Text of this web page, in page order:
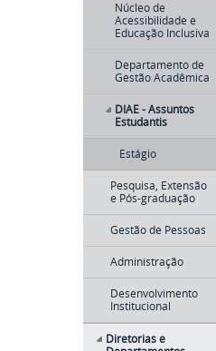
Núcleo de
Acessibilidade e
Educação Inclusiva
Departamento de
Gestão Acadêmica
DIAE - Assuntos
Estudantis
Estágio
Pesquisa, Extensão
e Pós-graduação
Gestão de Pessoas
Administração
Desenvolvimento
Institucional
Diretorias e